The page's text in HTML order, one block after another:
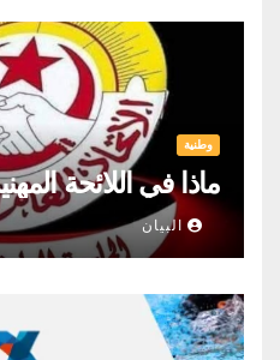
وطنية
ماذا في اللائحة
البيان